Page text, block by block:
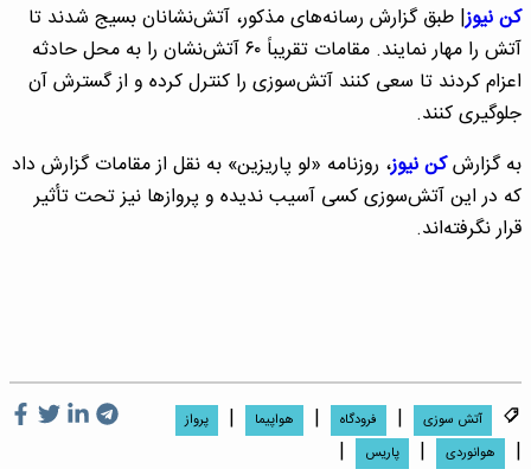
کن نیوز| طبق گزارش رسانه‌های مذکور، آتش‌نشانان بسیج شدند تا
آتش را مهار نمایند. مقامات تقریباً ۶۰ آتش‌نشان را به محل حادثه
اعزام کردند تا سعی کنند آتش‌سوزی را کنترل کرده و از گسترش آن
جلوگیری کنند.
به گزارشکن نیوز، روزنامه «لو پاریزین» به نقل از مقامات گزارش داد
که در این آتش‌سوزی کسی آسیب ندیده و پروازها نیز تحت تأثیر
قرار نگرفته‌اند.
آتش سوزی | فرودگاه | هواپیما | پرواز
| هوانوردی | پاریس
|